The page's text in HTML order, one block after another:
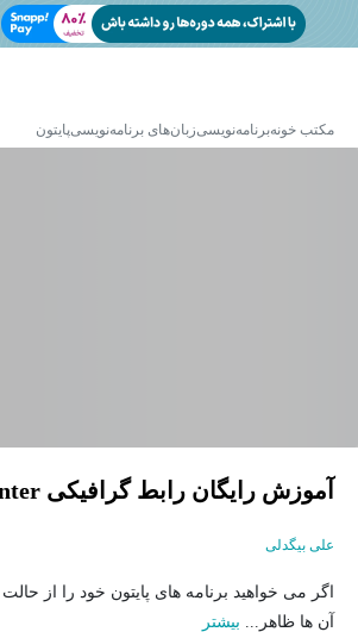
مکتب خونهبرنامه‌نویسیزبان‌های برنامه‌نویسیپایتون
آموزش رایگان رابط گرافیکی Tkinter پایتون
علی بیگدلی
اگر می خواهید برنامه های پایتون خود را از
آن ها ظاهر... بیشتر